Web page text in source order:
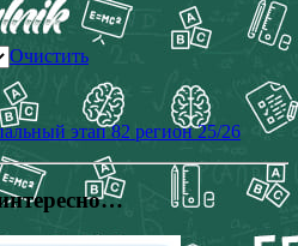
Очистить
этап 82 регион 25/26